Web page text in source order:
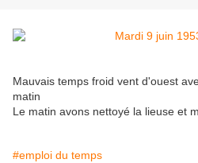
Mauvais temps froid vent d'ouest
matin
Le matin avons nettoyé la lieuse et
#emploi du temps